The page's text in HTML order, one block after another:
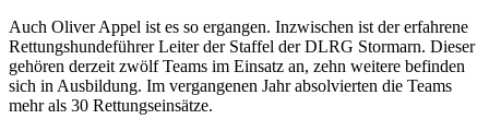
Auch Oliver Appel ist es so ergangen. Inzwischen ist der erfahrene
Rettungshundeführer Leiter der Staffel der DLRG Stormarn. Dieser
gehören derzeit zwölf Teams im Einsatz an, zehn weitere befinden
sich in Ausbildung. Im vergangenen Jahr absolvierten die Teams
mehr als 30 Rettungseinsätze.